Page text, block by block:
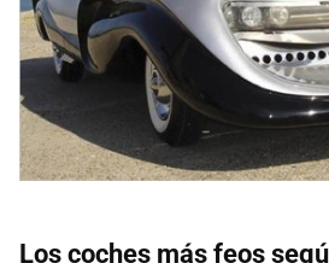
Los coches más feos